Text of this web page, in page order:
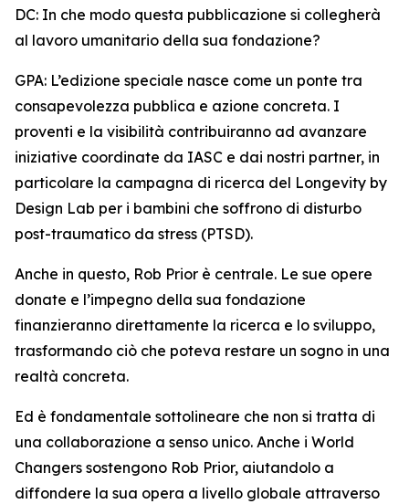
DC: In che modo questa pubblicazione si collegherà
al lavoro umanitario della sua fondazione?
GPA: L’edizione speciale nasce come un ponte tra
consapevolezza pubblica e azione concreta. I
proventi e la visibilità contribuiranno ad avanzare
iniziative coordinate da IASC e dai nostri partner, in
particolare la campagna di ricerca del Longevity by
Design Lab per i bambini che soffrono di disturbo
post-traumatico da stress (PTSD).
Anche in questo, Rob Prior è centrale. Le sue opere
donate e l’impegno della sua fondazione
finanzieranno direttamente la ricerca e lo sviluppo,
trasformando ciò che poteva restare un sogno in una
realtà concreta.
Ed è fondamentale sottolineare che non si tratta di
una collaborazione a senso unico. Anche i World
Changers sostengono Rob Prior, aiutandolo a
diffondere la sua opera a livello globale attraverso